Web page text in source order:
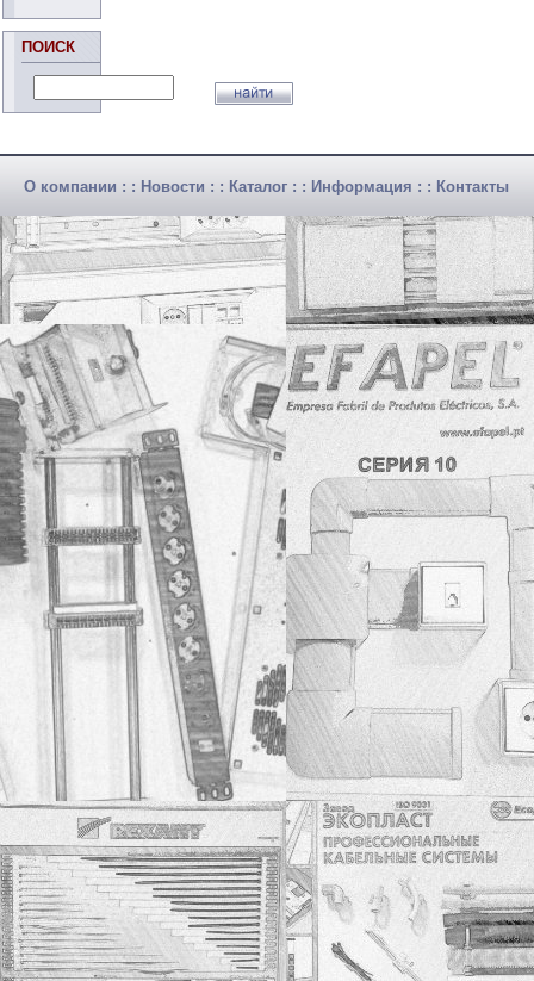
ПОИСК
О компании : : Новости : : Каталог : : Информация : : Контакты